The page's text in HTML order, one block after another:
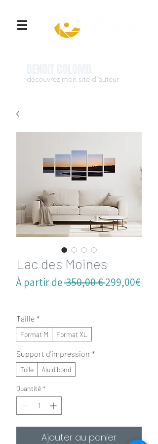
découvrez mon site d'auteur
Lac des Moines
À partir de 350,00 € Prix
299,00€
Taille *
Format M Format XL
Support d'impression *
Toile Alu dibond
Quantité *
Ajouter au panier